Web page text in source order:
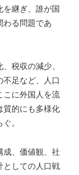
継ぎ、誰が国
わる問題であ
税収の減少、
不足など、人口
こに外国人を流
質的にも多様化
。
成、価値観、社
としての人口戦